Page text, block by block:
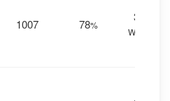
1007 78%
31
WNW